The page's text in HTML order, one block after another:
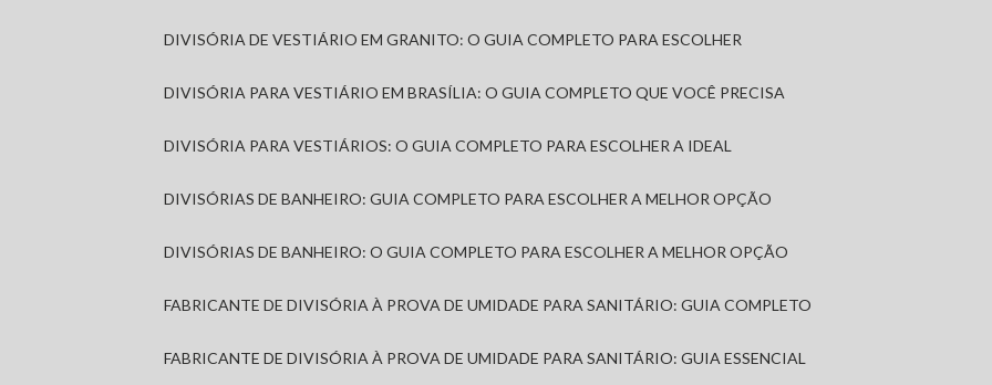
DIVISÓRIA DE VESTIÁRIO EM GRANITO: O GUIA COMPLETO PARA ESCOLHER
DIVISÓRIA PARA VESTIÁRIO EM BRASÍLIA: O GUIA COMPLETO QUE VOCÊ PRECISA
DIVISÓRIA PARA VESTIÁRIOS: O GUIA COMPLETO PARA ESCOLHER A IDEAL
DIVISÓRIAS DE BANHEIRO: GUIA COMPLETO PARA ESCOLHER A MELHOR OPÇÃO
DIVISÓRIAS DE BANHEIRO: O GUIA COMPLETO PARA ESCOLHER A MELHOR OPÇÃO
FABRICANTE DE DIVISÓRIA À PROVA DE UMIDADE PARA SANITÁRIO: GUIA COMPLETO
FABRICANTE DE DIVISÓRIA À PROVA DE UMIDADE PARA SANITÁRIO: GUIA ESSENCIAL